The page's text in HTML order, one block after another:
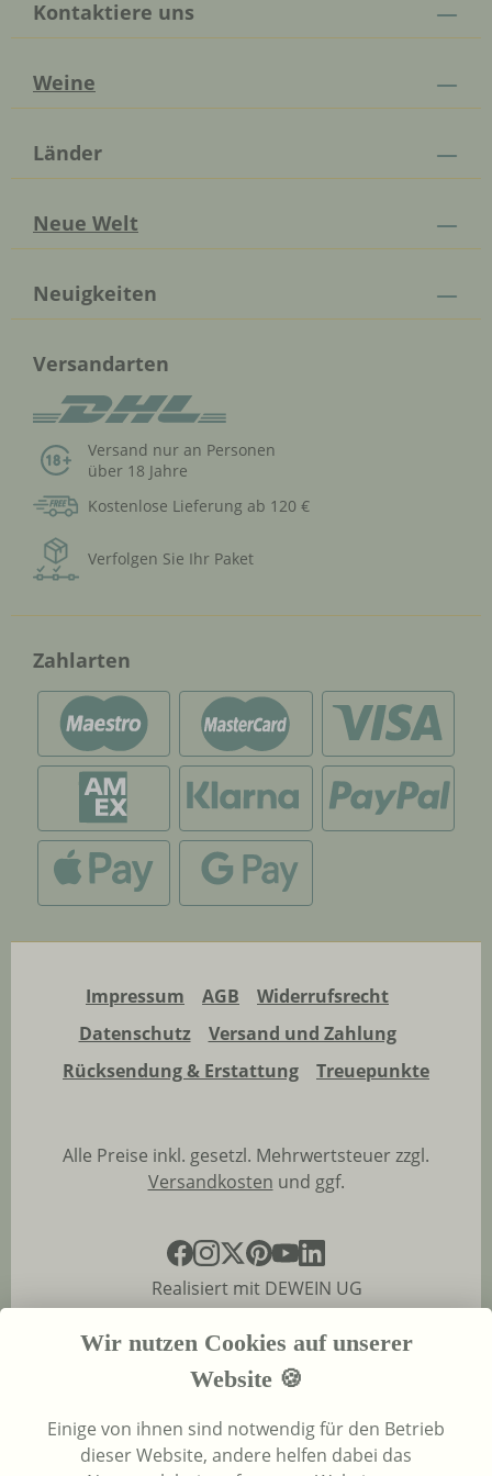
Kontaktiere uns
Weine
Länder
Neue Welt
Neuigkeiten
Versandarten
Versand nur an Personen
über 18 Jahre
Kostenlose Lieferung ab 120 €
Verfolgen Sie Ihr Paket
Zahlarten
Impressum AGB
Widerrufsrecht
Datenschutz
Versand und Zahlung
Rücksendung & Erstattung
Treuepunkte
Alle Preise inkl. gesetzl. Mehrwertsteuer zzgl.
Versandkosten und ggf.
Realisiert mit DEWEIN UG
Wir nutzen Cookies auf unserer
Website 🍪
Einige von ihnen sind notwendig für den Betrieb
dieser Website, andere helfen dabei das